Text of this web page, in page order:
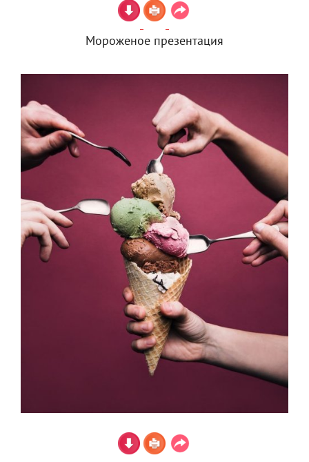
Мороженое презентация